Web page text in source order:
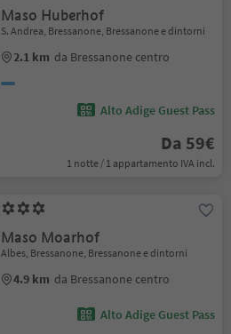
Maso Huberhof
S. Andrea, Bressanone, Bressanone e dintorni
2.1 km da Bressanone centro
Alto Adige Guest Pass
Da 59€
1 notte / 1 appartamento IVA incl.
Maso Moarhof
Albes, Bressanone, Bressanone e dintorni
4.9 km da Bressanone centro
Alto Adige Guest Pass